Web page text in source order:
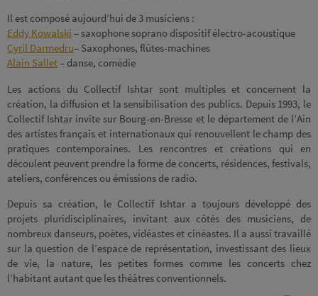
Il est composé aujourd’hui de 3 musiciens :
Eddy Kowalski – saxophone soprano dispositif électro-acoustique
Cyril Darmedru– Saxophones, flûtes-machines
Alain Sallet– danse, comédie
Les actions du Collectif Ishtar sont multiples et concernent la
création, la diffusion et la sensibilisation des publics. Depuis 1993, le
Collectif Ishtar invite sur Bourg-en-Bresse et le département de l’Ain
des artistes français et internationaux qui renouvellent le champ des
pratiques contemporaines. Les rencontres et créations qui en
découlent peuvent prendre la forme de concerts, résidences, festivals,
ateliers, conférences ou émissions de radio.
Depuis sa création, le Collectif Ishtar a toujours développé des
projets pluridisciplinaires, invitant aux côtés des musiciens, de
nombreux danseurs, poètes, vidéastes et cinéastes. Il a aussi travaillé
sur la question de l’espace de représentation, investissant des lieux
de vie, la nature, les petites formes comme les concerts chez
l’habitant autant que les théâtres conventionnels.